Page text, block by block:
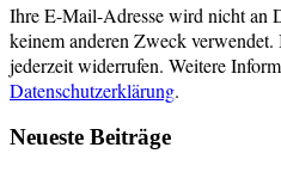
Ihre E-Mail-Adresse wird nicht an
keinem anderen Zweck
jederzeit widerrufen. Weitere
Datenschutzerklärung.
Neueste Beiträge